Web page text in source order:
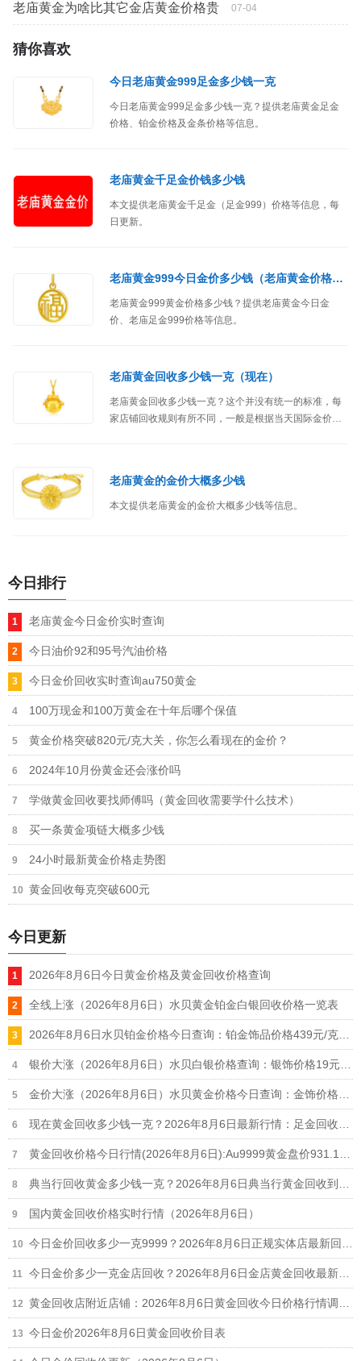
老庙黄金为啥比其它金店黄金价格贵 07-04
猜你喜欢
今日老庙黄金999足金多少钱一克
今日老庙黄金999足金多少钱一克？提供老庙黄金足金
价格、铂金价格及金条价格等信息。
老庙黄金千足金价钱多少钱
本文提供老庙黄金千足金（足金999）价格等信息，每
日更新。
老庙黄金999今日金价多少钱（老庙黄金价格查询）
老庙黄金999黄金价格多少钱？提供老庙黄金今日金
价、老庙足金999价格等信息。
老庙黄金回收多少钱一克（现在）
老庙黄金回收多少钱一克？这个并没有统一的标准，每
家店铺回收规则有所不同，一般是根据当天国际金价每
老庙黄金的金价大概多少钱
本文提供老庙黄金的金价大概多少钱等信息。
今日排行
老庙黄金今日金价实时查询
今日油价92和95号汽油价格
今日金价回收实时查询au750黄金
100万现金和100万黄金在十年后哪个保值
黄金价格突破820元/克大关，你怎么看现在的金价？
2024年10月份黄金还会涨价吗
学做黄金回收要找师傅吗（黄金回收需要学什么技术）
买一条黄金项链大概多少钱
24小时最新黄金价格走势图
黄金回收每克突破600元
今日更新
2026年8月6日今日黄金价格及黄金回收价格查询
全线上涨（2026年8月6日）水贝黄金铂金白银回收价格一览表
国内黄金回收价格实时行情（2026年8月6日）
今日金价2026年8月6日黄金回收价目表